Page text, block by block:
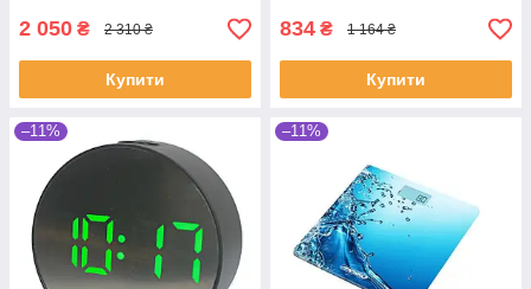
2 050 ₴ 2 310 ₴
Купити
834 ₴ 1 164 ₴
Купити
–11% –11%